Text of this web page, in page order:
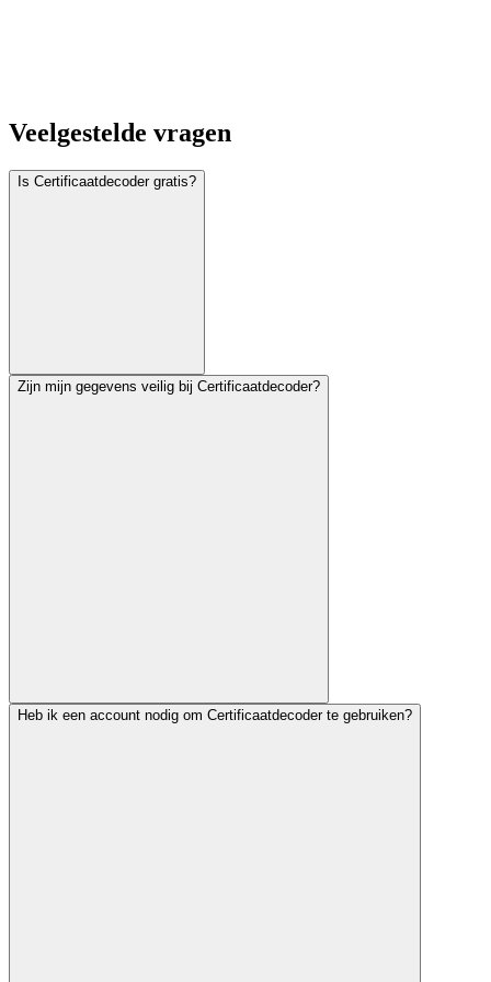
Veelgestelde vragen
Is Certificaatdecoder gratis?
Zijn mijn gegevens veilig bij Certificaatdecoder?
Heb ik een account nodig om Certificaatdecoder te gebruiken?